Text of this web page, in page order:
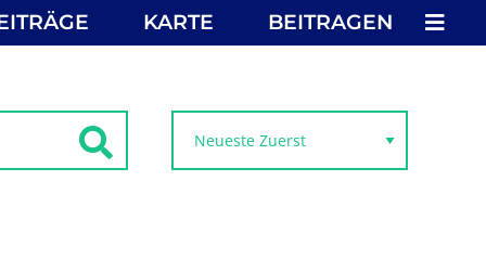
KARTE BEITRAGEN
SUCHEN